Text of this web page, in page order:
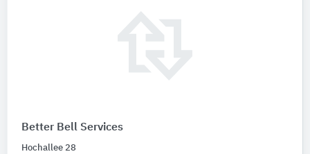
Better Bell Services
Hochallee 28